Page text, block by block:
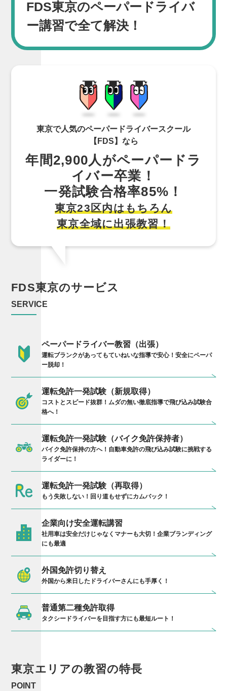
FDS東京のペーパードライバ
ー講習で全て解決！
東京で人気のペーパードライバースクール
【FDS】なら
年間2,900人がペーパードラ
イバー卒業！
一発試験合格率85%！
東京23区内はもちろん
東京全域に出張教習！
FDS東京のサービス
SERVICE
ペーパードライバー教習（出張）
運転ブランクがあってもていねいな指導で安心！安全にペーパ
ー脱却！
運転免許一発試験（新規取得）
コストとスピード抜群！ムダの無い徹底指導で飛び込み試験合
格へ！
運転免許一発試験（バイク免許保持者）
バイク免許保持の方へ！自動車免許の飛び込み試験に挑戦する
ライダーに！
運転免許一発試験（再取得）
もう失敗しない！回り道もせずにカムバック！
企業向け安全運転講習
社用車は安全だけじゃなくマナーも大切！企業ブランディング
にも最適
外国免許切り替え
外国から来日したドライバーさんにも手厚く！
普通第二種免許取得
タクシードライバーを目指す方にも最短ルート！
東京エリアの教習の特長
POINT